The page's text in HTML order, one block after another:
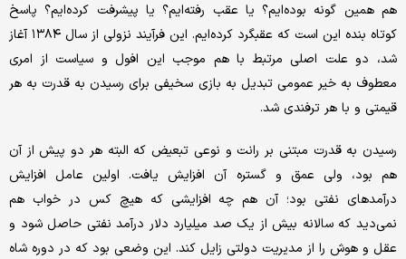
هم همین گونه بوده‌ایم؟ یا عقب رفته‌ایم؟ یا پیشرفت کرده‌ایم؟ پاسخ
کوتاه بنده این است که عقبگرد کرده‌ایم. این فرآیند نزولی از سال ۱۳۸۴ آغاز
شد، دو علت اصلی مرتبط با هم موجب این افول و سیاست از امری
معطوف به خیر عمومی تبدیل به بازی سخیفی برای رسیدن به قدرت به هر
قیمتی و با هر ترفندی شد.
رسیدن به قدرت مبتنی بر رانت و نوعی تبعیض که البته هر دو پیش از آن
هم بود، ولی عمق و گستره آن افزایش یافت. اولین عامل افزایش
درآمدهای نفتی بود؛ آن هم چه افزایشی که هیچ کس در خواب هم
نمی‌دید که سالانه بیش از یک صد میلیارد دلار درآمد نفتی حاصل شود و
عقل و هوش را از مدیریت دولتی زایل کند. این وضعی بود که در دوره شاه